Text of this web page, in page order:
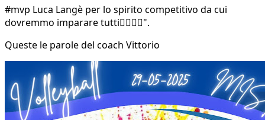
#mvp Luca Langè per lo spirito competitivo da cui
dovremmo imparare tutti👍🏻💪🏻".
Queste le parole del coach Vittorio